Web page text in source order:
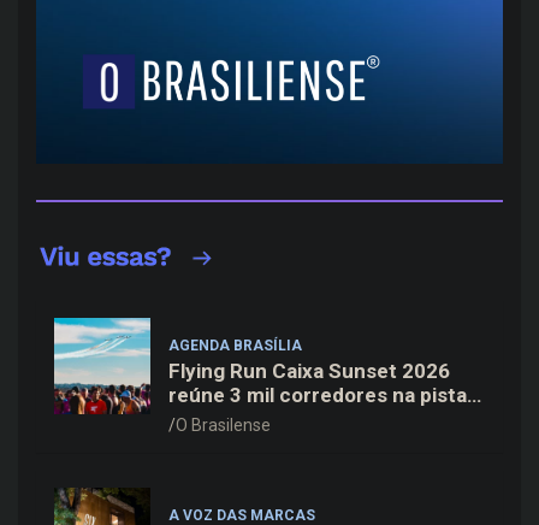
AGENDA BRASÍLIA
Flying Run Caixa Sunset 2026
reúne 3 mil corredores na pista
do Aeroporto de Brasília neste
O Brasilense
A VOZ DAS MARCAS